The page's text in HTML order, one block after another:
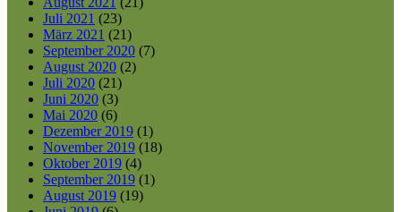
Juli 2021 (23)
März 2021 (21)
September 2020 (7)
August 2020 (2)
Juli 2020 (21)
Juni 2020 (3)
Mai 2020 (6)
Dezember 2019 (1)
November 2019 (18)
Oktober 2019 (4)
September 2019 (1)
August 2019 (19)